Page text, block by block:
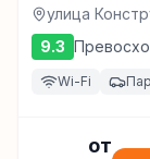
улица
9.3
Wi-Fi
от